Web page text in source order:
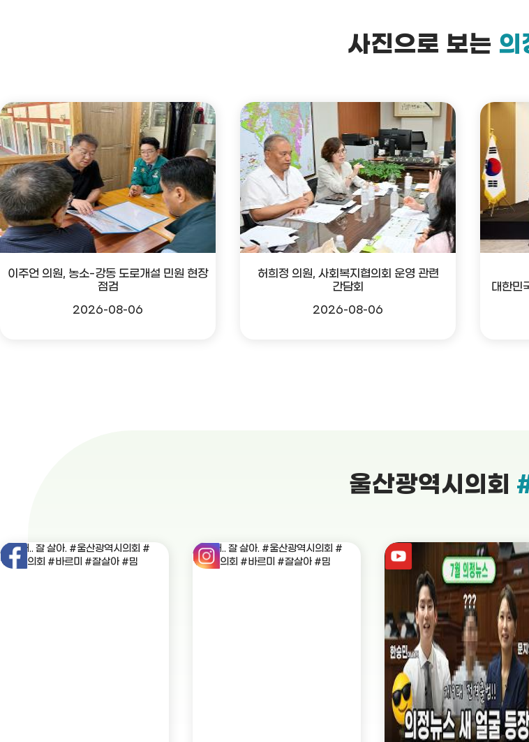
사진으로 보는 의
이주언 의원, 농소-강동 도로개설 민원 현장
점검
2026-08-06
허희정 의원, 사회복지협의회 운영 관련
간담회
2026-08-06
대한민
울산광역시의회